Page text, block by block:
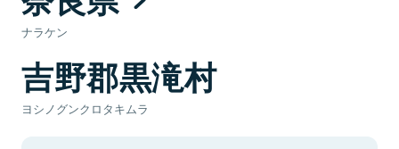
ナラケン
吉野郡黒滝村
ヨシノグンクロタキムラ